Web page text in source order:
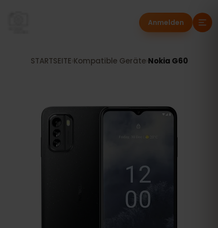
Anmelden
STARTSEITE Kompatible Geräte› Nokia G60